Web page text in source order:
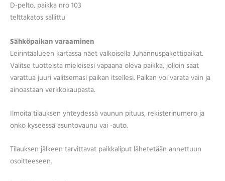
D-pelto, paikka nro 103
telttakatos sallittu
Sähköpaikan varaaminen
Leirintäalueen kartassa näet valkoisella Juhannuspakettipaikat.
Valitse tuotteista mieleisesi vapaana oleva paikka, jolloin saat
varattua juuri valitsemasi paikan itsellesi. Paikan voi varata vain ja
ainoastaan verkkokaupasta.
Ilmoita tilauksen yhteydessä vaunun pituus, rekisterinumero ja
onko kyseessä asuntovaunu vai -auto.
Tilauksen jälkeen tarvittavat paikkaliput lähetetään annettuun
osoitteeseen.